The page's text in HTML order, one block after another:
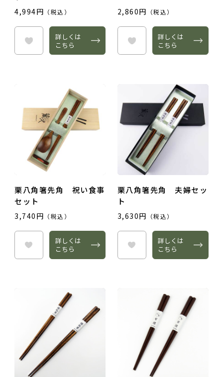
4,994円 （税込）
詳しくは
こちら
2,860円 （税込）
詳しくは
こちら
栗八角箸先角 祝い食事
セット
3,740円 （税込）
詳しくは
こちら
栗八角箸先角 夫婦セッ
ト
3,630円 （税込）
詳しくは
こちら